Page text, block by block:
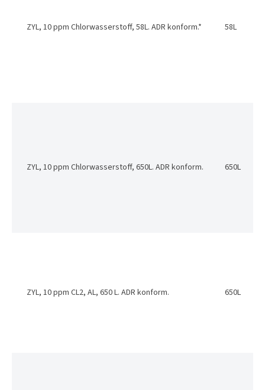
ZYL, 10 ppm Chlorwasserstoff, 58L. ADR konform.* 58L
ZYL, 10 ppm Chlorwasserstoff, 650L. ADR konform. 650L
ZYL, 10 ppm CL2, AL, 650 L. ADR konform. 650L